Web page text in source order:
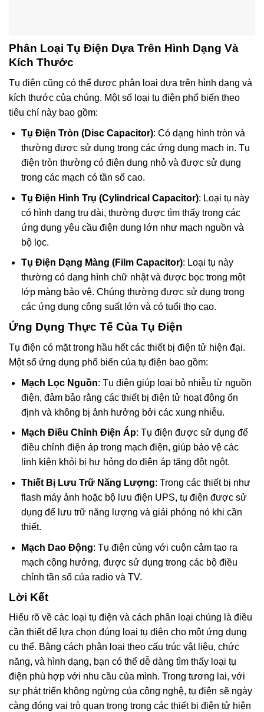
Phân Loại Tụ Điện Dựa Trên Hình Dạng Và
Kích Thước
Tụ điện cũng có thể được phân loại dựa trên hình dạng và
kích thước của chúng. Một số loại tụ điện phổ biến theo
tiêu chí này bao gồm:
Tụ Điện Tròn (Disc Capacitor): Có dạng hình tròn và
thường được sử dụng trong các ứng dụng mạch in. Tụ
điện tròn thường có điện dung nhỏ và được sử dụng
trong các mạch có tần số cao.
Tụ Điện Hình Trụ (Cylindrical Capacitor): Loại tụ này
có hình dạng trụ dài, thường được tìm thấy trong các
ứng dụng yêu cầu điện dung lớn như mạch nguồn và
bộ lọc.
Tụ Điện Dạng Màng (Film Capacitor): Loại tụ này
thường có dạng hình chữ nhật và được bọc trong một
lớp màng bảo vệ. Chúng thường được sử dụng trong
các ứng dụng công suất lớn và có tuổi thọ cao.
Ứng Dụng Thực Tế Của Tụ Điện
Tụ điện có mặt trong hầu hết các thiết bị điện tử hiện đại.
Một số ứng dụng phổ biến của tụ điện bao gồm:
Mạch Lọc Nguồn: Tụ điện giúp loại bỏ nhiễu từ nguồn
điện, đảm bảo rằng các thiết bị điện tử hoạt động ổn
định và không bị ảnh hưởng bởi các xung nhiễu.
Mạch Điều Chỉnh Điện Áp: Tụ điện được sử dụng để
điều chỉnh điện áp trong mạch điện, giúp bảo vệ các
linh kiện khỏi bị hư hỏng do điện áp tăng đột ngột.
Thiết Bị Lưu Trữ Năng Lượng: Trong các thiết bị như
flash máy ảnh hoặc bộ lưu điện UPS, tụ điện được sử
dụng để lưu trữ năng lượng và giải phóng nó khi cần
thiết.
Mạch Dao Động: Tụ điện cùng với cuộn cảm tạo ra
mạch cộng hưởng, được sử dụng trong các bộ điều
chỉnh tần số của radio và TV.
Lời Kết
Hiểu rõ về các loại tụ điện và cách phân loại chúng là điều
cần thiết để lựa chọn đúng loại tụ điện cho một ứng dụng
cụ thể. Bằng cách phân loại theo cấu trúc vật liệu, chức
năng, và hình dạng, bạn có thể dễ dàng tìm thấy loại tụ
điện phù hợp với nhu cầu của mình. Trong tương lai, với
sự phát triển không ngừng của công nghệ, tụ điện sẽ ngày
càng đóng vai trò quan trọng trong các thiết bị điện tử hiện